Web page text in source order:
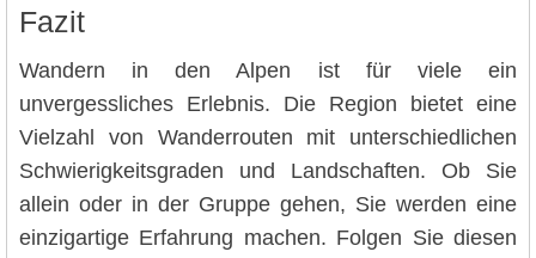
Fazit
Wandern in den Alpen ist für viele ein
unvergessliches Erlebnis. Die Region bietet eine
Vielzahl von Wanderrouten mit unterschiedlichen
Schwierigkeitsgraden und Landschaften. Ob Sie
allein oder in der Gruppe gehen, Sie werden eine
einzigartige Erfahrung machen. Folgen Sie diesen